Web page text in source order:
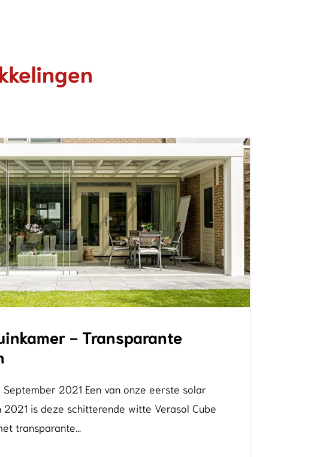
- Transparante
September 2021 Een van onze eerste solar
2021 is deze schitterende witte Verasol Cube
transparante…